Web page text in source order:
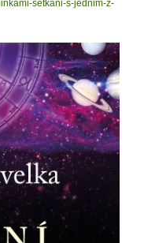
a
ZDARMA!
setkani-s-jednim-z-